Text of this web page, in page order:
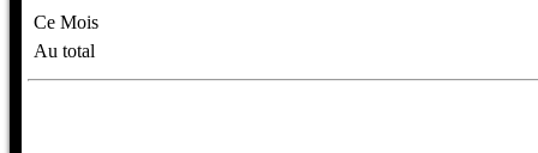
Ce Mois
Au total